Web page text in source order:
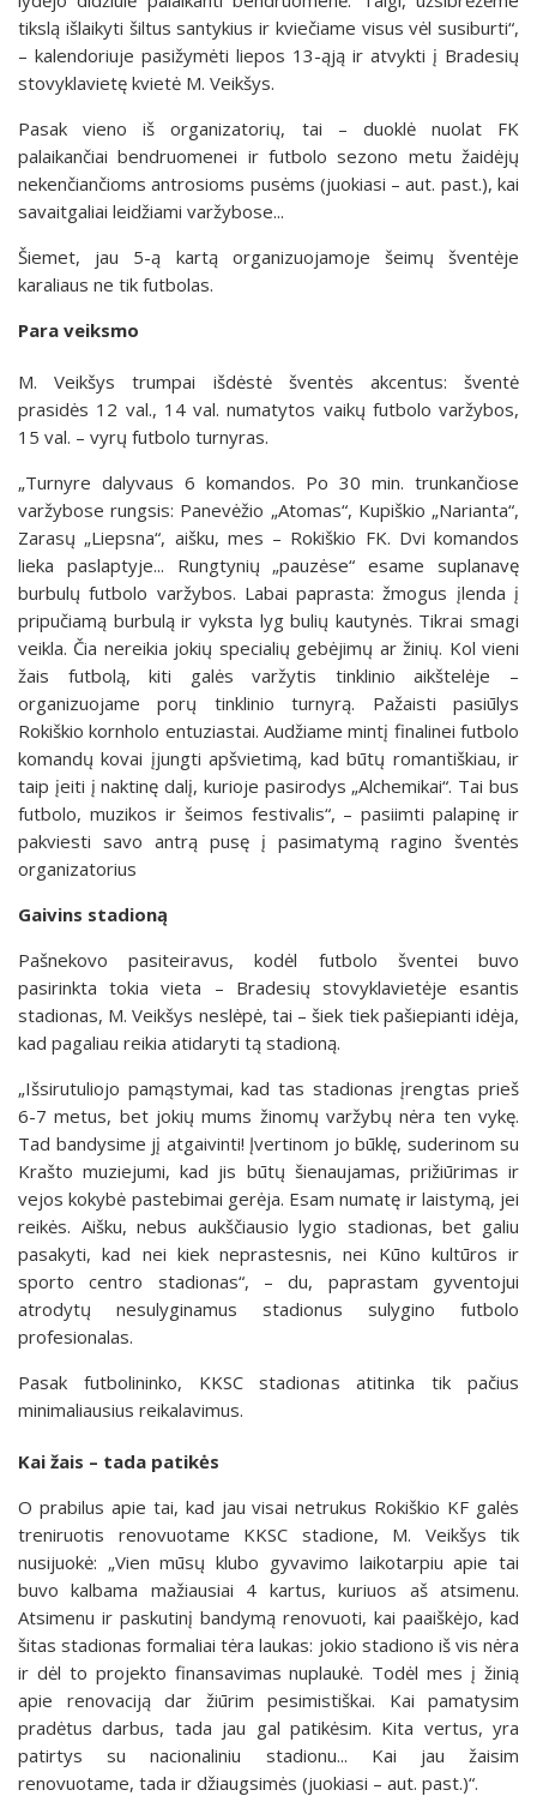
tikslą išlaikyti šiltus santykius ir kviečiame visus vėl susiburti“,
– kalendoriuje pasižymėti liepos 13-ąją ir atvykti į Bradesių
stovyklavietę kvietė M. Veikšys.
Pasak vieno iš organizatorių, tai – duoklė nuolat FK
palaikančiai bendruomenei ir futbolo sezono metu žaidėjų
nekenčiančioms antrosioms pusėms (juokiasi – aut. past.), kai
savaitgaliai leidžiami varžybose...
Šiemet, jau 5-ą kartą organizuojamoje šeimų šventėje
karaliaus ne tik futbolas.
Para veiksmo
M. Veikšys trumpai išdėstė šventės akcentus: šventė
prasidės 12 val., 14 val. numatytos vaikų futbolo varžybos,
15 val. – vyrų futbolo turnyras.
„Turnyre dalyvaus 6 komandos. Po 30 min. trunkančiose
varžybose rungsis: Panevėžio „Atomas“, Kupiškio „Narianta“,
Zarasų „Liepsna“, aišku, mes – Rokiškio FK. Dvi komandos
lieka paslaptyje... Rungtynių „pauzėse“ esame suplanavę
burbulų futbolo varžybos. Labai paprasta: žmogus įlenda į
pripučiamą burbulą ir vyksta lyg bulių kautynės. Tikrai smagi
veikla. Čia nereikia jokių specialių gebėjimų ar žinių. Kol vieni
žais futbolą, kiti galės varžytis tinklinio aikštelėje –
organizuojame porų tinklinio turnyrą. Pažaisti pasiūlys
Rokiškio kornholo entuziastai. Audžiame mintį finalinei futbolo
komandų kovai įjungti apšvietimą, kad būtų romantiškiau, ir
taip įeiti į naktinę dalį, kurioje pasirodys „Alchemikai“. Tai bus
futbolo, muzikos ir šeimos festivalis“, – pasiimti palapinę ir
pakviesti savo antrą pusę į pasimatymą ragino šventės
organizatorius
Gaivins stadioną
Pašnekovo pasiteiravus, kodėl futbolo šventei buvo
pasirinkta tokia vieta – Bradesių stovyklavietėje esantis
stadionas, M. Veikšys neslėpė, tai – šiek tiek pašiepianti idėja,
kad pagaliau reikia atidaryti tą stadioną.
„Išsirutuliojo pamąstymai, kad tas stadionas įrengtas prieš
6-7 metus, bet jokių mums žinomų varžybų nėra ten vykę.
Tad bandysime jį atgaivinti! Įvertinom jo būklę, suderinom su
Krašto muziejumi, kad jis būtų šienaujamas, prižiūrimas ir
vejos kokybė pastebimai gerėja. Esam numatę ir laistymą, jei
reikės. Aišku, nebus aukščiausio lygio stadionas, bet galiu
pasakyti, kad nei kiek neprastesnis, nei Kūno kultūros ir
sporto centro stadionas“, – du, paprastam gyventojui
atrodytų nesulyginamus stadionus sulygino futbolo
profesionalas.
Pasak futbolininko, KKSC stadionas atitinka tik pačius
minimaliausius reikalavimus.
Kai žais – tada patikės
O prabilus apie tai, kad jau visai netrukus Rokiškio KF galės
treniruotis renovuotame KKSC stadione, M. Veikšys tik
nusijuokė: „Vien mūsų klubo gyvavimo laikotarpiu apie tai
buvo kalbama mažiausiai 4 kartus, kuriuos aš atsimenu.
Atsimenu ir paskutinį bandymą renovuoti, kai paaiškėjo, kad
šitas stadionas formaliai tėra laukas: jokio stadiono iš vis nėra
ir dėl to projekto finansavimas nuplaukė. Todėl mes į žinią
apie renovaciją dar žiūrim pesimistiškai. Kai pamatysim
pradėtus darbus, tada jau gal patikėsim. Kita vertus, yra
patirtys su nacionaliniu stadionu... Kai jau žaisim
renovuotame, tada ir džiaugsimės (juokiasi – aut. past.)“.